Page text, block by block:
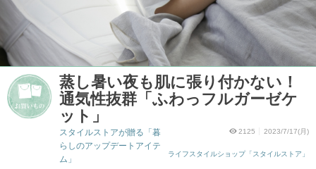
蒸し暑い夜も肌に張り付かない！
通気性抜群「ふわっフルガーゼケ
ット」
2125 2023/7/17(月)
ライフスタイルショップ「スタイルストア」
スタイルストアが贈る「暮
らしのアップデートアイテ
ム」